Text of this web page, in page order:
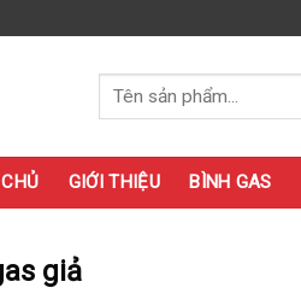
Tìm
kiếm:
GIỚI THIỆU BÌNH GAS
giả